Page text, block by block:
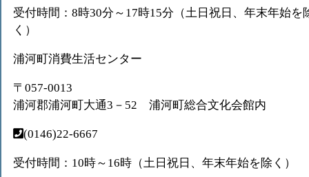
受付時間：8時30分～17時15分（土日祝日、年末年始を
く）
浦河町消費生活センター
〒057-0013
浦河郡浦河町大通3－52 浦河町総合文化会館内
(0146)22-6667
受付時間：10時～16時（土日祝日、年末年始を除く）